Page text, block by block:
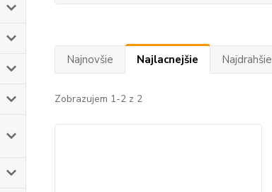
Najnovšie Najlacnejšie Najdrahšie
Zobrazujem 1-2 z 2